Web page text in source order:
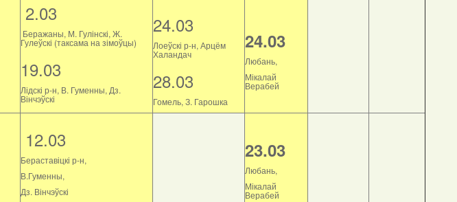
2.03
Беражаны, М. Гулінскі, Ж.
Гулеўскі (таксама на зімоўцы)
19.03
Лідскі р-н, В. Гуменны, Дз.
Вінчэўскі
24.03
Лоеўскі р-н, Арцём
Халандач
28.03
Гомель, З. Гарошка
24.03
Любань,
Мікалай
Верабей
12.03
Бераставіцкі р-н,
В.Гуменны,
Дз. Вінчэўскі
23.03
Любань,
Мікалай
Верабей